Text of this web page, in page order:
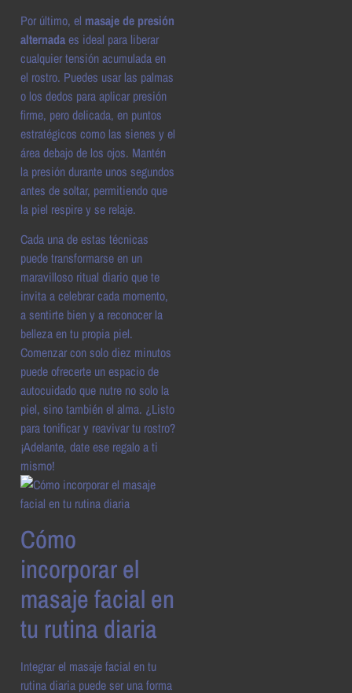
Por último, el masaje de presión
alternadaes ideal para liberar
cualquier tensión acumulada en
el rostro. Puedes usar las palmas
o los dedos para aplicar presión
firme, pero delicada, en puntos
estratégicos como las sienes y el
área debajo de los ojos. Mantén
la presión durante unos segundos
antes de soltar, permitiendo que
la piel respire y se relaje.
Cada una de estas técnicas
puede transformarse en un
maravilloso ritual diario que te
invita a celebrar cada momento,
a sentirte bien y a reconocer la
belleza en tu propia piel.
Comenzar con solo diez minutos
puede ofrecerte un espacio de
autocuidado que nutre no solo la
piel, sino también el alma. ¿Listo
para tonificar y reavivar tu rostro?
¡Adelante, date ese regalo a ti
mismo!
Cómo
incorporar el
masaje facial en
tu rutina diaria
Integrar el masaje facial en tu
rutina diaria puede ser una forma